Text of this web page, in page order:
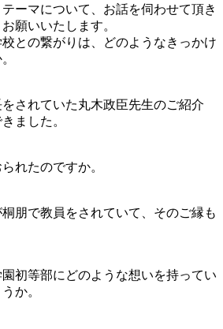
ーマについて、お話を伺わせて頂き
願いいたします。
との繋がりは、どのようなきっかけ
されていた丸木政臣先生のご紹介
ました。
れたのですか。
朋で教員をされていて、そのご縁も
初等部にどのような想いを持ってい
か。